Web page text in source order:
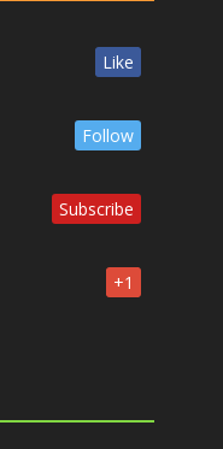
Like
Follow
Subscribe
+1